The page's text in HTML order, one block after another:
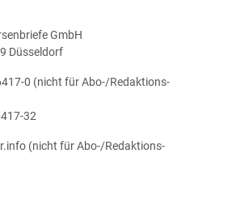
GmbH
Düsseldorf
0 (nicht für Abo-/Redaktions-
32
(nicht für Abo-/Redaktions-